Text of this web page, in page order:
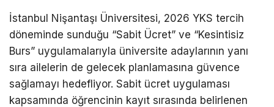
İstanbul Nişantaşı Üniversitesi, 2026 YKS tercih
döneminde sunduğu “Sabit Ücret” ve “Kesintisiz
Burs” uygulamalarıyla üniversite adaylarının yanı
sıra ailelerin de gelecek planlamasına güvence
sağlamayı hedefliyor. Sabit ücret uygulaması
kapsamında öğrencinin kayıt sırasında belirlenen